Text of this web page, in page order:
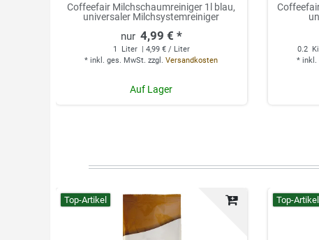
Coffeefair Milchschaumreiniger 1l blau,
universaler Milchsystemreiniger
4,99 € *
1 Liter | 4,99 € / Liter
*inkl. ges. MwSt. zzgl.Versandkosten
Auf Lager
0.2
* inkl.
Top-Artikel Top-Artikel